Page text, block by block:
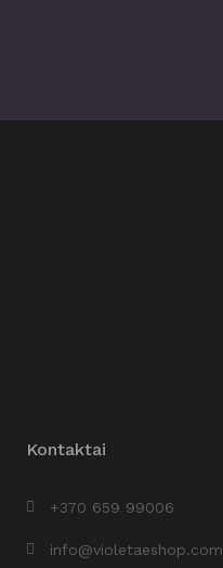
Kontaktai
+370 659 99006
info@violetaeshop.com